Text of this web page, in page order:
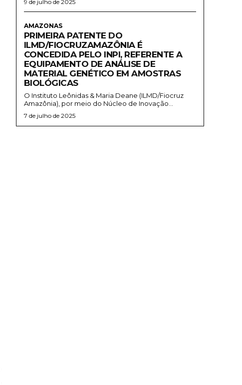
9 de julho de 2025
AMAZONAS
PRIMEIRA PATENTE DO
ILMD/FIOCRUZAMAZÔNIA É
CONCEDIDA PELO INPI, REFERENTE A
EQUIPAMENTO DE ANÁLISE DE
MATERIAL GENÉTICO EM AMOSTRAS
BIOLÓGICAS
O Instituto Leônidas & Maria Deane (ILMD/Fiocruz
Amazônia), por meio do Núcleo de Inovação...
7 de julho de 2025